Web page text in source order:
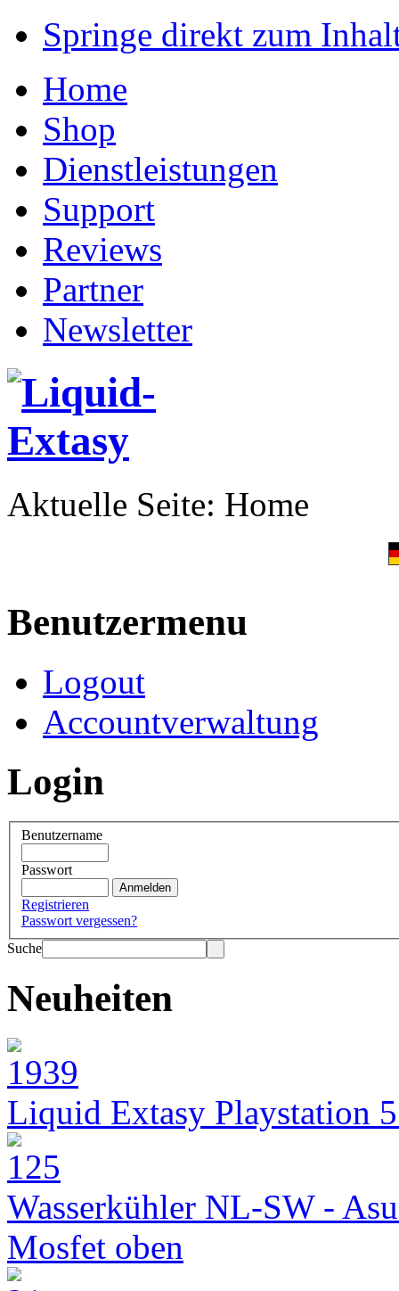
Springe direkt zum
Home
Shop
Dienstleistungen
Support
Reviews
Partner
Newsletter
Aktuelle Seite: Home
Benutzermenu
Logout
Accountverwaltung
Login
Benutzername
Passwort
Registrieren
Passwort vergessen?
Suche
Neuheiten
Liquid Extasy Playstation
Wasserkühler NL-SW -
Mosfet oben